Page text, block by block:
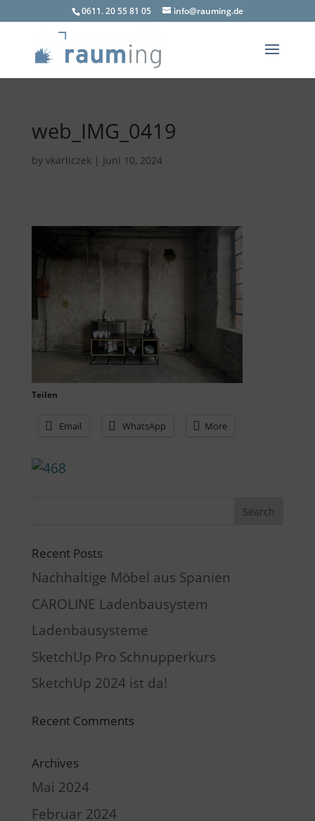
0611. 20 55 81 05 info@rauming.de
web_IMG_0419
by vkarliczek| Juni 10, 2024
Teilen
Email WhatsApp More
Recent Posts
Nachhaltige Möbel aus Spanien
CAROLINE Ladenbausystem
Ladenbausysteme
SketchUp Pro Schnupperkurs
SketchUp 2024 ist da!
Recent Comments
Archives
Mai 2024
Februar 2024